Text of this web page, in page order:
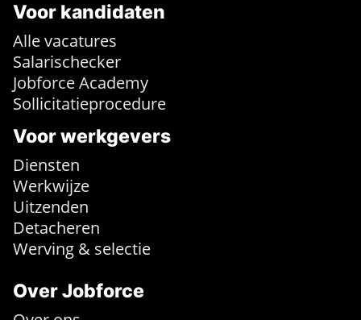
Voor kandidaten
Alle vacatures
Salarischecker
Jobforce Academy
Sollicitatieprocedure
Voor werkgevers
Diensten
Werkwijze
Uitzenden
Detacheren
Werving & selectie
Over Jobforce